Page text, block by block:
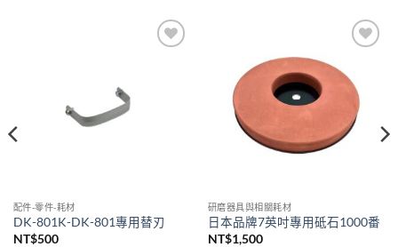
配件-零件-耗材
DK-801K-DK-801專用替刃
NT$500
wishlist
研磨器具與相關耗材
日本品牌7英吋專用砥石1000番
NT$1,500